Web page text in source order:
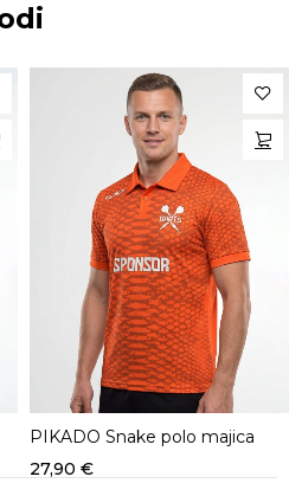
PIKADO Snake polo majica
27,90 €